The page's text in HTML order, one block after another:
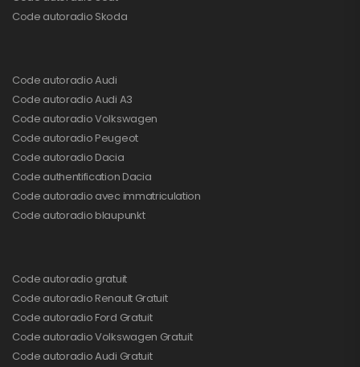
Code autoradio Skoda
Code autoradio Audi
Code autoradio Audi A3
Code autoradio Volkswagen
Code autoradio Peugeot
Code autoradio Dacia
Code authentification Dacia
Code autoradio avec immatriculation
Code autoradio blaupunkt
Code autoradio gratuit
Code autoradio Renault Gratuit
Code autoradio Ford Gratuit
Code autoradio Volkswagen Gratuit
Code autoradio Audi Gratuit